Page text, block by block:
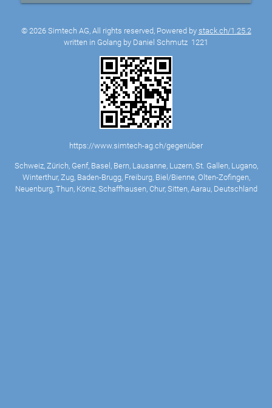
© 2026 Simtech AG, All rights reserved, Powered by stack.ch/1.25.2
written in Golang by Daniel Schmutz 1221
https://www.simtech-ag.ch/gegenüber
Schweiz, Zürich, Genf, Basel, Bern, Lausanne, Luzern, St. Gallen, Lugano,
Winterthur, Zug, Baden-Brugg, Freiburg, Biel/Bienne, Olten-Zofingen,
Neuenburg, Thun, Köniz, Schaffhausen, Chur, Sitten, Aarau, Deutschland